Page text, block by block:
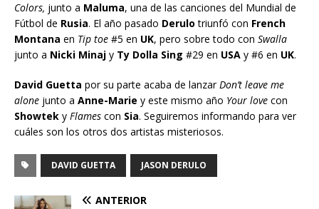
Colors, junto a Maluma, una de las canciones del Mundial de
Fútbol de Rusia. El año pasado Derulo triunfó con French
Montana en Tip toe #5 en UK, pero sobre todo con Swalla
junto a Nicki Minaj y Ty Dolla Sing #29 en USA y #6 en UK.
David Guetta por su parte acaba de lanzarDon’t leave me
alone junto a Anne-Marie y este mismo año Your love con
Showtek y Flames con Sia. Seguiremos informando para ver
cuáles son los otros dos artistas misteriosos.
DAVID GUETTA JASON DERULO
ANTERIOR